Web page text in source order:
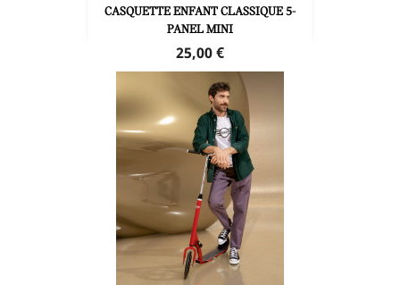
CASQUETTE ENFANT CLASSIQUE 5-
PANEL MINI
Prix
25,00 €